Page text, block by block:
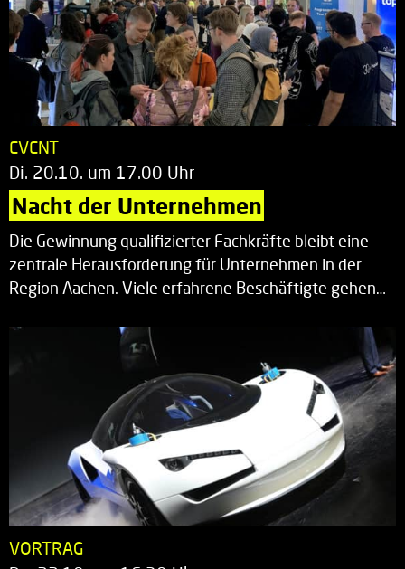
EVENT
Di. 20.10. um 17.00 Uhr
Nacht der Unternehmen
Die Gewinnung qualifizierter Fachkräfte bleibt eine
zentrale Herausforderung für Unternehmen in der
Region Aachen. Viele erfahrene Beschäftigte gehen…
VORTRAG